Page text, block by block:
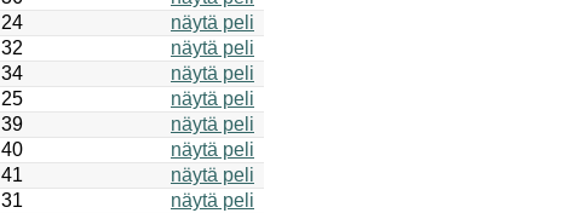
24
näytä peli
32
näytä peli
34
näytä peli
25
näytä peli
39
näytä peli
40
näytä peli
41
näytä peli
31
näytä peli